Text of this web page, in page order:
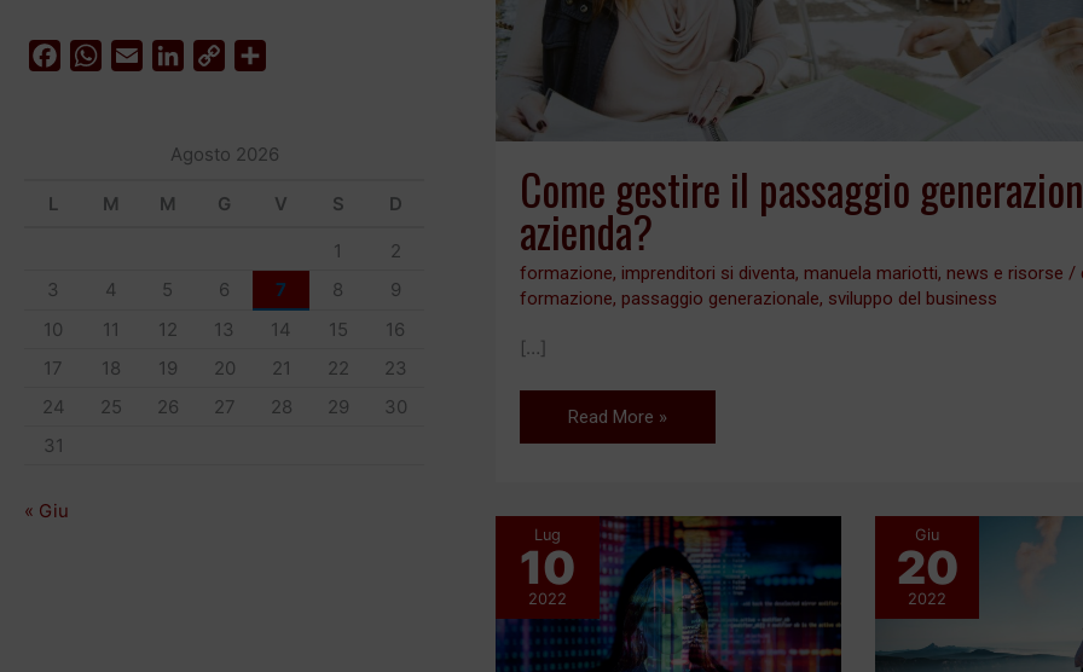
W
A
k
y
i
d
d
i
Agosto 2026
L M M G V S D
1
2
3
4 5 6 7 8
9
10
11 12 13 14 15
16
17
18 19 20 21 22
23
24
25 26 27 28 29
30
31
« Giu
Come gestire il passaggio
azienda?
formazione, imprenditori si diventa, manuela mariotti, news e risorse /
formazione, passaggio generazionale, sviluppo del business
[…]
Read More »
Lug
10
2022
Guardare
al
futuro
Giu
20
2022
Voglia
di